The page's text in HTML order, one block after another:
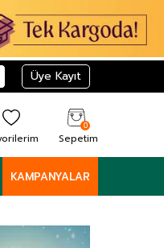
Üye Kayıt
0
Sepetim
KAMPANYALAR